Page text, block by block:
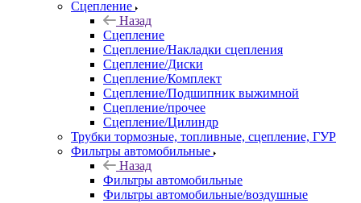
Сцепление
Назад
Сцепление
Сцепление/Накладки сцепления
Сцепление/Диски
Сцепление/Комплект
Сцепление/Подшипник выжимной
Сцепление/прочее
Сцепление/Цилиндр
Трубки тормозные, топливные, сцепление, ГУР
Фильтры автомобильные
Назад
Фильтры автомобильные
Фильтры автомобильные/воздушные